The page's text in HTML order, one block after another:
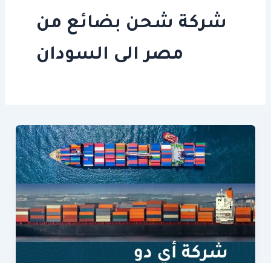
شركة شحن بضائع من
مصر الى السودان